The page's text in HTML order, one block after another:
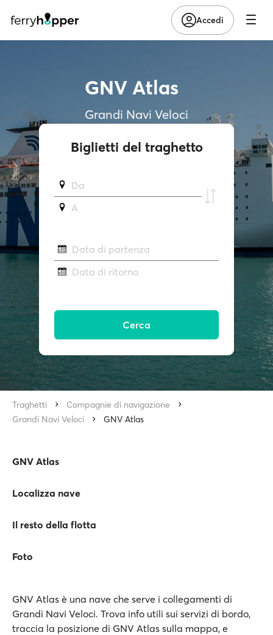
Accedi
GNV Atlas
Grandi Navi Veloci
Biglietti del traghetto
Da
A
Data di partenza
Data di ritorno
Cerca
Traghetti
Compagnie di navigazione
Grandi Navi Veloci
GNV Atlas
GNV Atlas
Localizza nave
Il resto della flotta
Foto
GNV Atlas è una nave che serve i collegamenti di
Grandi Navi Veloci. Trova info utili sui servizi di bordo,
traccia la posizione di GNV Atlas sulla mappa, e